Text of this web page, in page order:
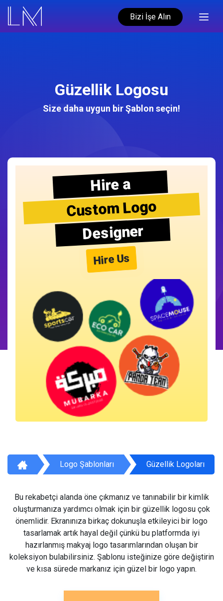
Bizi İşe Alın
Güzellik Logosu
Size daha uygun bir Şablon seçin!
Hire a
Custom Logo
Designer
Hire Us
Logo Şablonları Güzellik Logoları
Bu rekabetçi alanda öne çıkmanız ve tanınabilir bir kimlik
oluşturmanıza yardımcı olmak için bir güzellik logosu çok
önemlidir. Ekranınıza birkaç dokunuşla etkileyici bir logo
tasarlamak artık hayal değil çünkü bu platformda iyi
hazırlanmış makyaj logo tasarımlarından oluşan bir
koleksiyon bulabilirsiniz. Şablonu isteğinize göre değiştirin
ve kısa sürede markanız için güzel bir logo yapın.